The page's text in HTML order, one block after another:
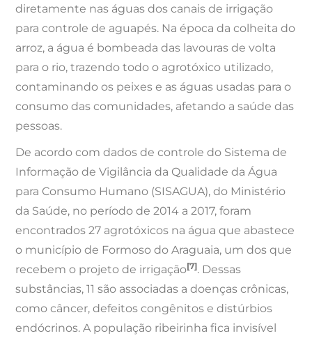
diretamente nas águas dos canais de irrigação
para controle de aguapés. Na época da colheita do
arroz, a água é bombeada das lavouras de volta
para o rio, trazendo todo o agrotóxico utilizado,
contaminando os peixes e as águas usadas para o
consumo das comunidades, afetando a saúde das
pessoas.
De acordo com dados de controle do Sistema de
Informação de Vigilância da Qualidade da Água
para Consumo Humano (SISAGUA), do Ministério
da Saúde, no período de 2014 a 2017, foram
encontrados 27 agrotóxicos na água que abastece
o município de Formoso do Araguaia, um dos que
recebem o projeto de irrigação[7]. Dessas
substâncias, 11 são associadas a doenças crônicas,
como câncer, defeitos congênitos e distúrbios
endócrinos. A população ribeirinha fica invisível